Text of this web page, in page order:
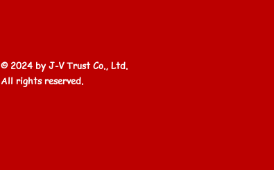
© 2024 by J-V Trust Co., Ltd.
All rights reserved.